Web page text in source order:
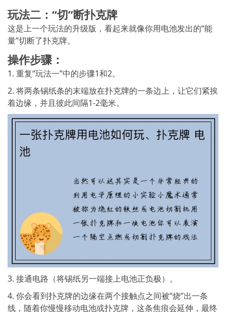
玩法二：“切”断扑克牌
这是上一个玩法的升级版，看起来就像你用电池发出的“能
量”切断了扑克牌。
操作步骤：
1. 重复“玩法一”中的步骤1和2。
2. 将两条锡纸条的末端放在扑克牌的一条边上，让它们紧挨
着边缘，并且彼此间隔1-2毫米。
3. 接通电路（将锡纸另一端接上电池正负极）。
4. 你会看到扑克牌的边缘在两个接触点之间被“烧”出一条
线，随着你慢慢移动电池或扑克牌，这条焦痕会延伸，最终